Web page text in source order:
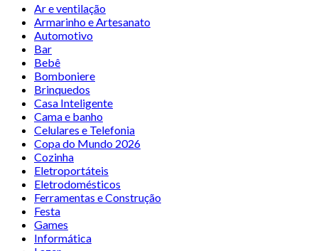
Ar e ventilação
Armarinho e Artesanato
Automotivo
Bar
Bebê
Bomboniere
Brinquedos
Casa Inteligente
Cama e banho
Celulares e Telefonia
Copa do Mundo 2026
Cozinha
Eletroportáteis
Eletrodomésticos
Ferramentas e Construção
Festa
Games
Informática